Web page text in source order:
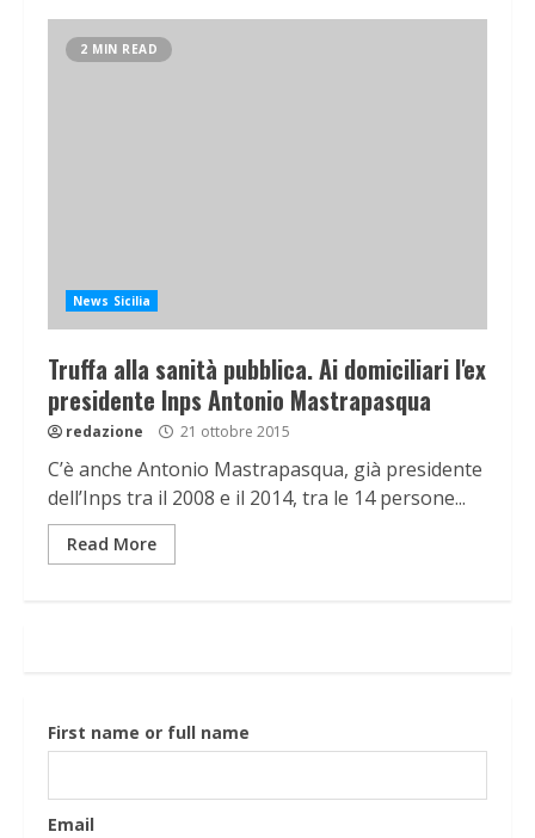
2 MIN READ
News Sicilia
Truffa alla sanità pubblica. Ai domiciliari l'ex
presidente Inps Antonio Mastrapasqua
redazione 21 ottobre 2015
C’è anche Antonio Mastrapasqua, già presidente
dell’Inps tra il 2008 e il 2014, tra le 14 persone...
Read More
First name or full name
Email